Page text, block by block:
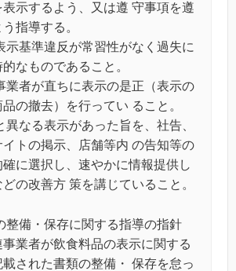
表示するよう、又は遵 守事項を遵
指導する。
基準違反が常習性がなく過失に
なものであること。
者が直ちに表示の是正（表示の
の撤去）を行ってい ること。
なる表示があった旨を、社告、
イトの掲示、店舗等内 の告知等の
に選択し、速やかに情報提供し
の改善方 策を講じていること。
整備・保存に関する指導の指針
業者が飲食料品の表示に関する
された書類の整備・ 保存を怠っ